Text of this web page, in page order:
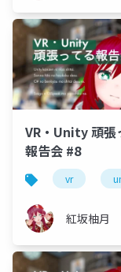
VR・Unity 頑張
報告会 #8
vr
紅坂柚月